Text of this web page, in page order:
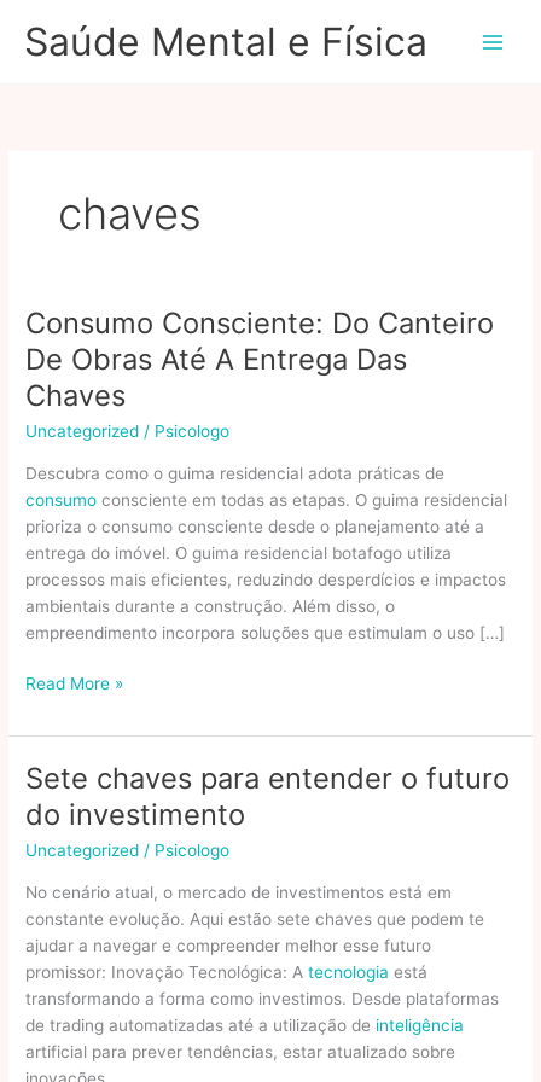
paraSaúde Mental e Física
chaves
Consumo Consciente: Do Canteiro
De Obras Até A Entrega Das
Chaves
Uncategorized / Psicologo
Descubra como o guima residencial adota práticas de
consumo consciente em todas as etapas. O guima residencial
prioriza o consumo consciente desde o planejamento até a
entrega do imóvel. O guima residencial botafogo utiliza
processos mais eficientes, reduzindo desperdícios e impactos
ambientais durante a construção. Além disso, o
empreendimento incorpora soluções que estimulam o uso […]
Consumo
Do
Canteiro
De
Obras
Até
Entrega
Das
Chaves
Read More »
Sete chaves para entender o futuro
do investimento
Uncategorized / Psicologo
No cenário atual, o mercado de investimentos está em
constante evolução. Aqui estão sete chaves que podem te
ajudar a navegar e compreender melhor esse futuro
promissor: Inovação Tecnológica: Atecnologia está
transformando a forma como investimos. Desde plataformas
de trading automatizadas até a utilização de inteligência
artificial para prever tendências, estar atualizado sobre
inovações